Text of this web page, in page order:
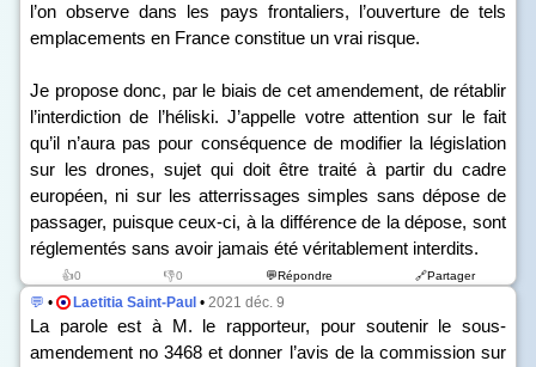
l’on observe dans les pays frontaliers, l’ouverture de tels
emplacements en France constitue un vrai risque.
Je propose donc, par le biais de cet amendement, de rétablir
l’interdiction de l’héliski. J’appelle votre attention sur le fait
qu’il n’aura pas pour conséquence de modifier la législation
sur les drones, sujet qui doit être traité à partir du cadre
européen, ni sur les atterrissages simples sans dépose de
passager, puisque ceux-ci, à la différence de la dépose, sont
réglementés sans avoir jamais été véritablement interdits.
👍0 👎0 💬Répondre 🔗Partager
💬 • Laetitia Saint-Paul • 2021 déc. 9
La parole est à M. le rapporteur, pour soutenir le sous-
amendement no 3468 et donner l’avis de la commission sur